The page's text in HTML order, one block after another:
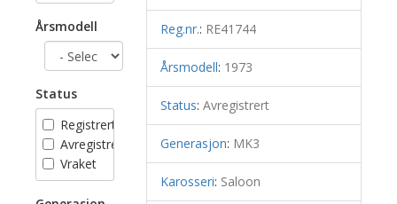
Reg.nr.: RE41744
Årsmodell: 1973
Status: Avregistrert
Generasjon: MK3
Karosseri: Saloon
Årsmodell
Status
Registrert
Avregistrert
Vraket